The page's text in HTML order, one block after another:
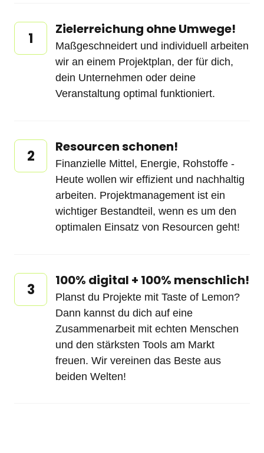
1 Zielerreichung ohne Umwege!
Maßgeschneidert und individuell arbeiten
wir an einem Projektplan, der für dich,
dein Unternehmen oder deine
Veranstaltung optimal funktioniert.
2 Resourcen schonen!
Finanzielle Mittel, Energie, Rohstoffe -
Heute wollen wir effizient und nachhaltig
arbeiten. Projektmanagement ist ein
wichtiger Bestandteil, wenn es um den
optimalen Einsatz von Resourcen geht!
3 100% digital + 100% menschlich!
Planst du Projekte mit Taste of Lemon?
Dann kannst du dich auf eine
Zusammenarbeit mit echten Menschen
und den stärksten Tools am Markt
freuen. Wir vereinen das Beste aus
beiden Welten!